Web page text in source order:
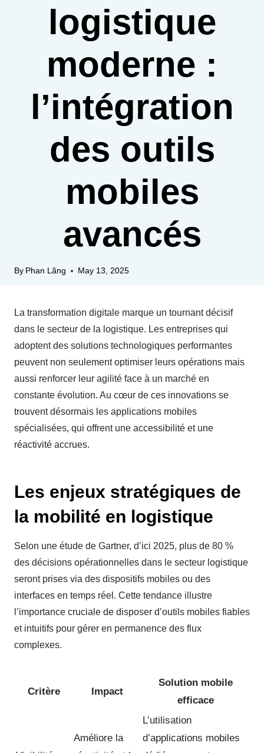
logistique
moderne :
l’intégration
des outils
mobiles
avancés
By Phan Lãng May 13, 2025
La transformation digitale marque un tournant décisif
dans le secteur de la logistique. Les entreprises qui
adoptent des solutions technologiques performantes
peuvent non seulement optimiser leurs opérations mais
aussi renforcer leur agilité face à un marché en
constante évolution. Au cœur de ces innovations se
trouvent désormais les applications mobiles
spécialisées, qui offrent une accessibilité et une
réactivité accrues.
Les enjeux stratégiques de
la mobilité en logistique
Selon une étude de Gartner, d’ici 2025, plus de 80 %
des décisions opérationnelles dans le secteur logistique
seront prises via des dispositifs mobiles ou des
interfaces en temps réel. Cette tendance illustre
l’importance cruciale de disposer d’outils mobiles fiables
et intuitifs pour gérer en permanence des flux
complexes.
Critère Impact
Solution mobile
efficace
Améliore la
L’utilisation
d’applications mobiles